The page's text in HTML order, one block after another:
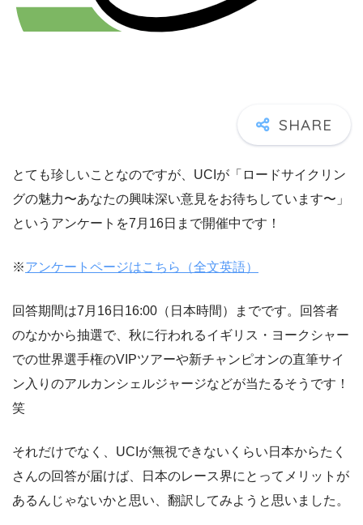
とても珍しいことなのですが、UCIが「ロードサイクリン
グの魅力〜あなたの興味深い意見をお待ちしています〜」
というアンケートを7月16日まで開催中です！
※アンケートページはこちら（全文英語）
回答期間は7月16日16:00（日本時間）までです。回答者
のなかから抽選で、秋に行われるイギリス・ヨークシャー
での世界選手権のVIPツアーや新チャンピオンの直筆サイ
ン入りのアルカンシェルジャージなどが当たるそうです！
笑
それだけでなく、UCIが無視できないくらい日本からたく
さんの回答が届けば、日本のレース界にとってメリットが
あるんじゃないかと思い、翻訳してみようと思いました。